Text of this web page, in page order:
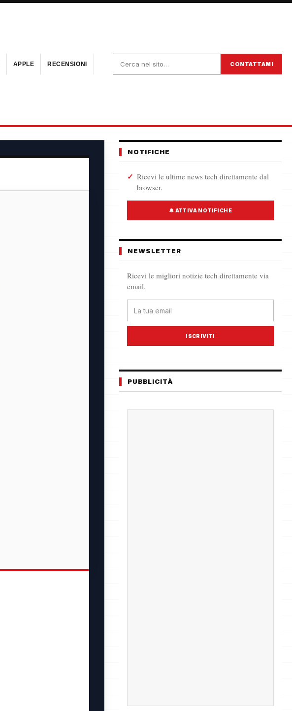
CONTATTAMI
APPLE RECENSIONI
NOTIFICHE
Ricevi le ultime news tech direttamente dal
browser.
🔔 ATTIVA NOTIFICHE
NEWSLETTER
Ricevi le migliori notizie tech direttamente via
email.
ISCRIVITI
PUBBLICITÀ